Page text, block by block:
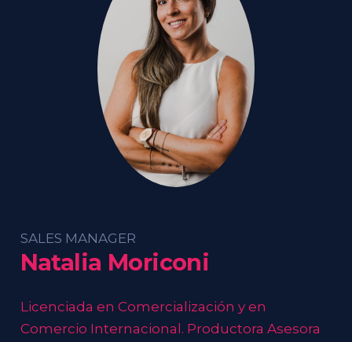
SALES MANAGER
Natalia Moriconi
Licenciada en Comercialización y en
Comercio Internacional. Productora Asesora